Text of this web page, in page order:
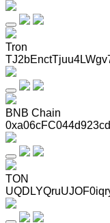
Tron
BNB Chain
TON